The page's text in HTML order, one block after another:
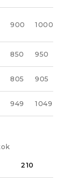
900 1000
850 950
805 905
949 1049
210